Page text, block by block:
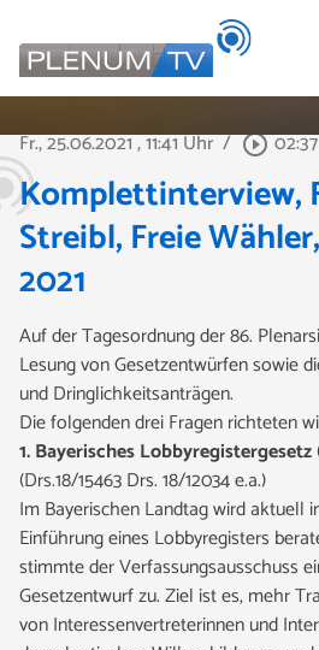
Fr., 25.06.2021, 11:41 Uhr / play_circle_outline02:37
Komplettinterview,
Streibl, Freie
2021
Auf der Tagesordnung der 86.
Lesung von Gesetzentwürfen sowie
und Dringlichkeitsanträgen.
Die folgenden drei Fragenrichteten
1. Bayerisches Lobbyregistergesetz
(Drs.18/15463 Drs. 18/12034 e.a.)
Im Bayerischen Landtag wird aktuell
Einführung eines Lobbyregisters
stimmte der Verfassungsausschuss
Gesetzentwurf zu. Ziel ist es, mehr
von Interessenvertreterinnen und